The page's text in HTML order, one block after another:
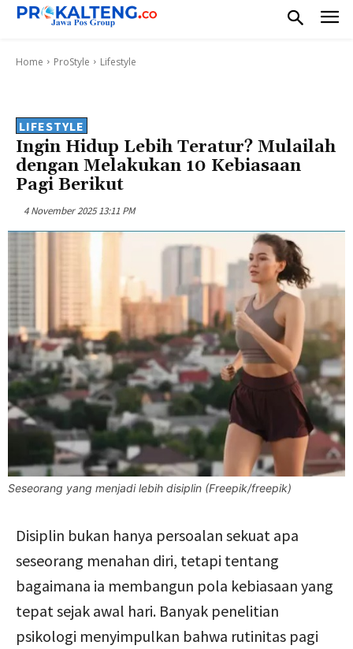
Home ProStyle Lifestyle
LIFESTYLE
Ingin Hidup Lebih Teratur? Mulailah
dengan Melakukan 10 Kebiasaan
Pagi Berikut
4 November 2025 13:11 PM
Seseorang yang menjadi lebih disiplin (Freepik/freepik)
Disiplin bukan hanya persoalan sekuat apa
seseorang menahan diri, tetapi tentang
bagaimana ia membangun pola kebiasaan yang
tepat sejak awal hari. Banyak penelitian
psikologi menyimpulkan bahwa rutinitas pagi